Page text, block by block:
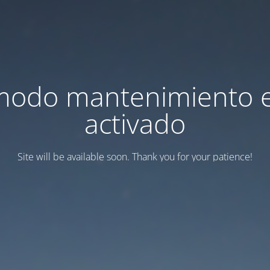
mantenimiento
activado
Site will be available soon. Thank you for your patience!